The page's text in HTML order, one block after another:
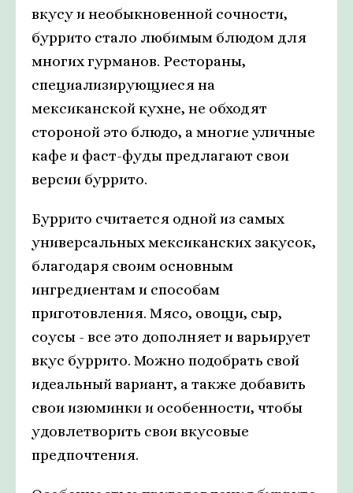
вкусу и необыкновенной сочности,
буррито стало любимым блюдом для
многих гурманов. Рестораны,
специализирующиеся на
мексиканской кухне, не обходят
стороной это блюдо, а многие уличные
кафе и фаст-фуды предлагают свои
версии буррито.
Буррито считается одной из самых
универсальных мексиканских закусок,
благодаря своим основным
ингредиентам и способам
приготовления. Мясо, овощи, сыр,
соусы - все это дополняет и варьирует
вкус буррито. Можно подобрать свой
идеальный вариант, а также добавить
свои изюминки и особенности, чтобы
удовлетворить свои вкусовые
предпочтения.